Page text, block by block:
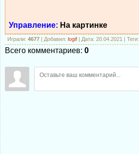
Управление: На картинке
Играли: 4677 | Добавил: logif | Дата: 20.04.2021 | Теги:
Всего комментариев: 0